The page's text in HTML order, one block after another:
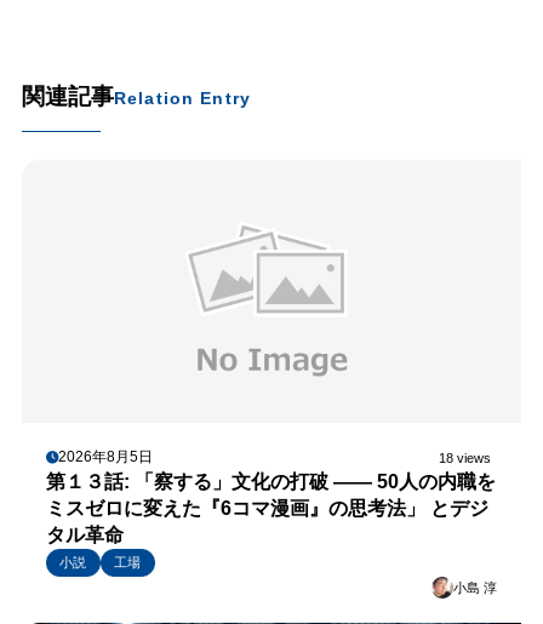
関連記事Relation Entry
2026年8月5日 18 views
第１３話: 「察する」文化の打破 —— 50人の内職を
ミスゼロに変えた『6コマ漫画』の思考法」 とデジ
タル革命
小説
工場
小島 淳